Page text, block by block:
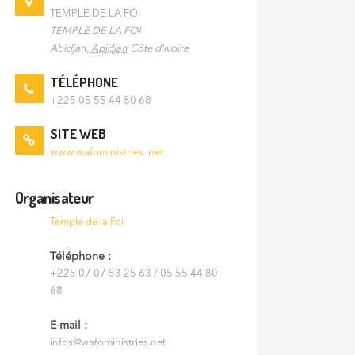
TEMPLE DE LA FOI
TEMPLE DE LA FOI
Abidjan, Abidjan Côte d'Ivoire
TÉLÉPHONE
+225 05 55 44 80 68
SITE WEB
www.wafoministries. net
Organisateur
Temple de la Foi
Téléphone :
+225 07 07 53 25 63 / 05 55 44 80
68
E-mail :
infos@wafoministries.net